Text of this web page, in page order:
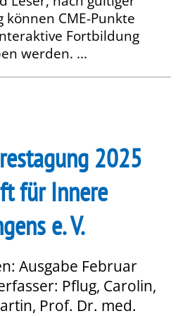
CME-Punkte
Fortbildung
werden. ...
2025
für Innere
e. V.
Ausgabe Februar
Pflug, Carolin,
Prof. Dr. med.